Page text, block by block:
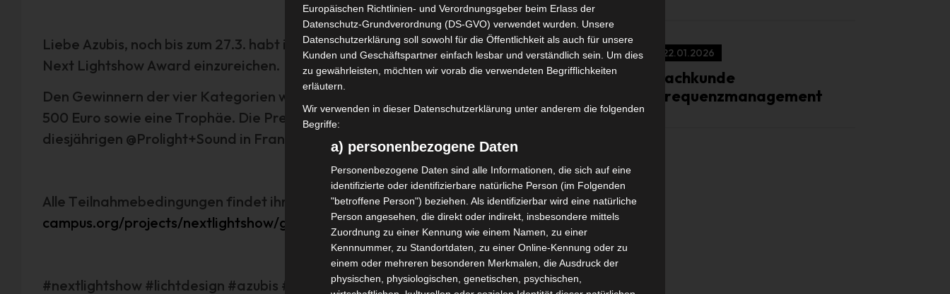
Liebe Azubis, noch bis zum 27.3. habt ihr die Möglichkeit, eure Lichtshow beim
Next Lightshow Award einzureichen.
Den Gewinnern der vier Kategorien winkt jeweils ein Preisgeld in Höhe von
500 Euro sowie eine Trophäe. Die Preisverleihung findet im Rahmen der
diesjährigen @Prolight+Sound in Frankfurt statt.
Alle Teilnahmebedingungen findet ihr hier:
https://event-
campus.org/projects/nextlightshow/guidelines
#nextlightshow #lichtdesign #azubis #veranstaltungstechnik #zukunft
22.01.2026
Sachkunde
Frequenzmanagement
Europäischen Richtlinien- und Verordnungsgeber beim Erlass der
Datenschutz-Grundverordnung (DS-GVO) verwendet wurden. Unsere
Datenschutzerklärung soll sowohl für die Öffentlichkeit als auch für unsere
Kunden und Geschäftspartner einfach lesbar und verständlich sein. Um dies
zu gewährleisten, möchten wir vorab die verwendeten Begrifflichkeiten
erläutern.
Wir verwenden in dieser Datenschutzerklärung unter anderem die folgenden
Begriffe:
a) personenbezogene Daten
Personenbezogene Daten sind alle Informationen, die sich auf eine
identifizierte oder identifizierbare natürliche Person (im Folgenden
"betroffene Person") beziehen. Als identifizierbar wird eine natürliche
Person angesehen, die direkt oder indirekt, insbesondere mittels
Zuordnung zu einer Kennung wie einem Namen, zu einer
Kennnummer, zu Standortdaten, zu einer Online-Kennung oder zu
einem oder mehreren besonderen Merkmalen, die Ausdruck der
physischen, physiologischen, genetischen, psychischen,